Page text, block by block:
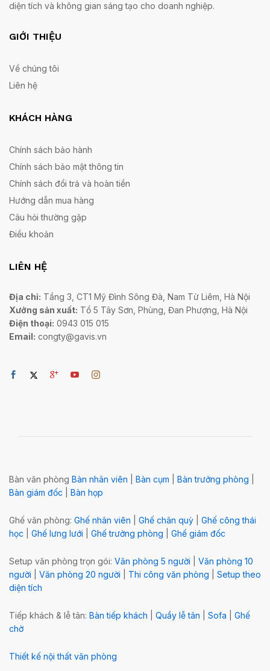
diện tích và không gian sáng tạo cho doanh nghiệp.
GIỚI THIỆU
Về chúng tôi
Liên hệ
KHÁCH HÀNG
Chính sách bảo hành
Chính sách bảo mật thông tin
Chính sách đổi trả và hoàn tiền
Hướng dẫn mua hàng
Câu hỏi thường gặp
Điều khoản
LIÊN HỆ
Địa chỉ: Tầng 3, CT1 Mỹ Đình Sông Đà, Nam Từ Liêm, Hà Nội
Xưởng sản xuất: Tổ 5 Tây Sơn, Phùng, Đan Phượng, Hà Nội
Điện thoại: 0943 015 015
Email: congty@gavis.vn
Bàn văn phòng Bàn nhân viên Bàn cụm Bàn trưởng phòng
Bàn giám đốc
Bàn họp
Ghế văn phòng: Ghế nhân viên Ghế chân quỳ
Ghế công thái
học
Ghế lưng lưới Ghế trưởng phòng Ghế giám đốc
Setup văn phòng trọn gói: Văn phòng 5 người
Văn phòng 10
người
Văn phòng 20 người Thi công văn phòng
Setup theo
diện tích
Tiếp khách & lễ tân: Bàn tiếp khách Quầy lễ tân Sofa
Ghế
chờ
Thiết kế nội thất văn phòng